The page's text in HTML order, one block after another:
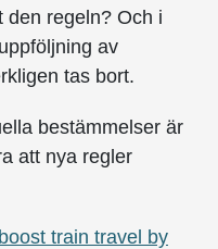
den regeln? Och i
av
tas bort.
bestämmelser är
att nya regler
train travel by